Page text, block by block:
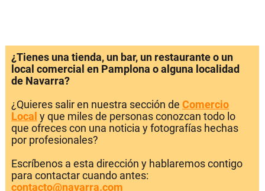
¿Tienes una tienda, un bar, un restaurante o un
local comercial en Pamplona o alguna localidad
de Navarra?
¿Quieres salir en nuestra sección de Comercio
Local y que miles de personas conozcan todo lo
que ofreces con una noticia y fotografías hechas
por profesionales?
Escríbenos a esta dirección y hablaremos contigo
para contactar cuando antes:
contacto@navarra.com